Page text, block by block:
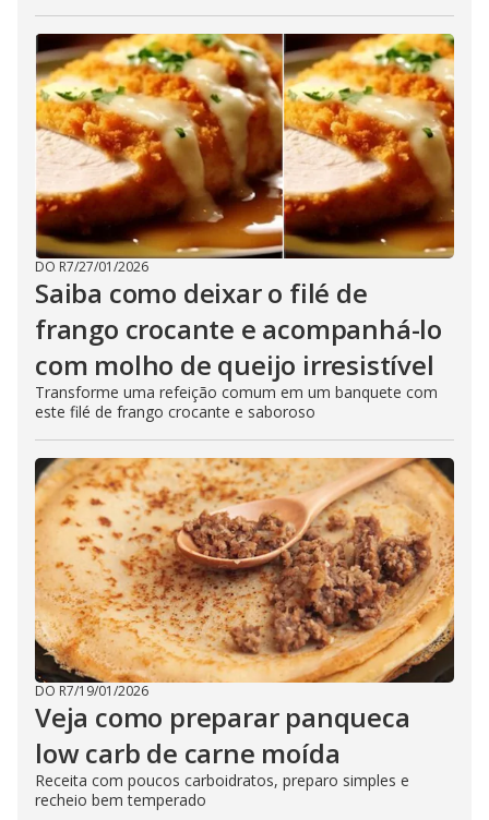
DO R7/27/01/2026
Saiba como deixar o filé de
frango crocante e acompanhá-lo
com molho de queijo irresistível
Transforme uma refeição comum em um banquete com
este filé de frango crocante e saboroso
DO R7/19/01/2026
Veja como preparar panqueca
low carb de carne moída
Receita com poucos carboidratos, preparo simples e
recheio bem temperado